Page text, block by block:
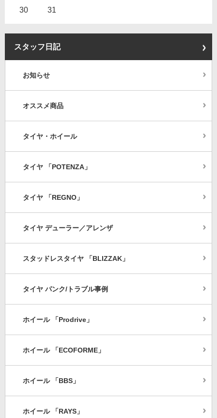
30 31
スタッフ日記
お知らせ
オススメ商品
タイヤ・ホイール
タイヤ 「POTENZA」
タイヤ 「REGNO」
タイヤ デューラー／アレンザ
スタッドレスタイヤ 「BLIZZAK」
タイヤ パンク/トラブル事例
ホイール 「Prodrive」
ホイール 「ECOFORME」
ホイール 「BBS」
ホイール 「RAYS」